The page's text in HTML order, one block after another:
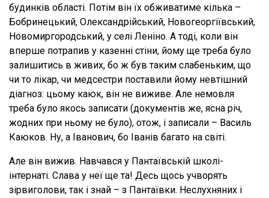
будинків області. Потім він їх обживатиме кілька –
Бобринецький, Олександрійський, Новогеоргіївський,
Новомиргородський, у селі Леніно. А тоді, коли він
вперше потрапив у казенні стіни, йому ще треба було
залишитись в живих, бо ж був таким слабеньким, що
чи то лікар, чи медсестри поставили йому невтішний
діагноз: цьому каюк, він не виживе. Але немовля
треба було якось записати (документів же, ясна річ,
жодних при ньому не було), отож, і записали – Василь
Каюков. Ну, а Іванович, бо Іванів багато на світі.
Але він вижив. Навчався у Пантаївській школі-
інтернаті. Слава у неї ще та! Десь щось учворять
зірвиголови, так і знай – з Пантаївки. Неслухняних і